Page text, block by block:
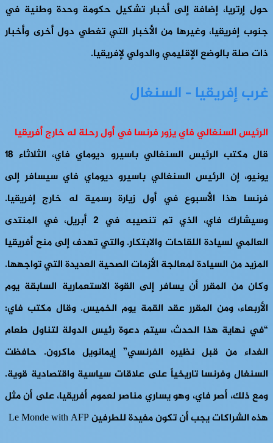
حول إرتريا، إضافة إلى أخبار تشكيل حكومة وحدة وطنية في
جنوب إفريقيا، وغيرها من الأخبار التي تغطي دول أخرى وأخبار
ذات صلة بالوضع الإقليمي والدولي لإفريقيا.
غرب إفريقيا – السنغال
الرئيس السنغالي فاي يزور فرنسا في أول رحلة له خارج أفريقيا
قال مكتب الرئيس السنغالي باسيرو ديوماي فاي، الثلاثاء 18
يونيو، إن الرئيس السنغالي باسيرو ديوماي فاي سيسافر إلى
فرنسا هذا الأسبوع في أول زيارة رسمية له خارج إفريقيا.
وسيشارك فاي، الذي تم تنصيبه في 2 أبريل، في المنتدى
العالمي لسيادة اللقاحات والابتكار. والتي تهدف إلى منح أفريقيا
المزيد من السيادة لمعالجة الأزمات الصحية العديدة التي تواجهها.
وكان من المقرر أن يسافر إلى القوة الاستعمارية السابقة يوم
الأربعاء، ومن المقرر عقد القمة يوم الخميس. وقال مكتب فاي:
“في نهاية هذا الحدث، سيتم دعوة رئيس الدولة لتناول طعام
الغداء من قبل نظيره الفرنسي” إيمانويل ماكرون. حافظت
السنغال وفرنسا تاريخياً على علاقات سياسية واقتصادية قوية.
ومع ذلك، أصر فاي، وهو يساري مناصر لعموم أفريقيا، على أن مثل
هذه الشراكات يجب أن تكون مفيدة للطرفين Le Monde with AFP